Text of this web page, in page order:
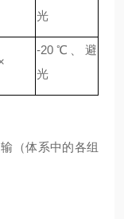
光
-20℃、避
光
（体系中的各组